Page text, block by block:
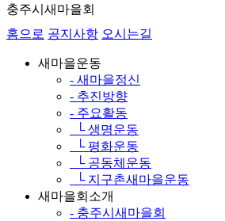
충주시새마을회
홈으로 공지사항 오시는길
새마을운동
- 새마을정신
- 추진방향
- 주요활동
└ 생명운동
└ 평화운동
└ 공동체운동
└ 지구촌새마을운동
새마을회소개
- 충주시새마을회